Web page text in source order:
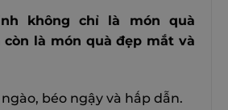
không chỉ là món quà
còn là món quà đẹp mắt và
béo ngậy và hấp dẫn.